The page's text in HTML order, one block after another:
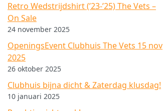
Retro Wedstrijdshirt (’23-’25) The Vets –
On Sale
24 november 2025
OpeningsEvent Clubhuis The Vets 15 nov
2025
26 oktober 2025
Clubhuis bijna dicht & Zaterdag klusdag!
10 januari 2025